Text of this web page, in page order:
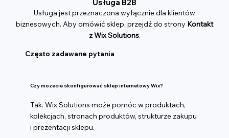
Usługa B2B
Usługa jest przeznaczona wyłącznie dla klientów
biznesowych. Aby omówić sklep, przejdź do strony Kontakt
z Wix Solutions.
Często zadawane pytania
Czy możecie skonfigurować sklep internetowy Wix?
Tak. Wix Solutions może pomóc w produktach,
kolekcjach, stronach produktów, strukturze zakupu
i prezentacji sklepu.